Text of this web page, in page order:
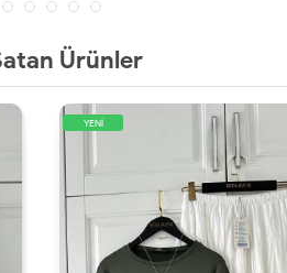
Ürünler
YENİ